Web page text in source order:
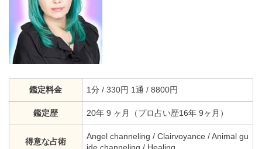
鑑定料金 1分 / 330円 1通 / 8800円
鑑定歴 20年 9 ヶ月（プロ占い歴16年 9ヶ月）
得意な占術
Angel channeling / Clairvoyance / Animal gu